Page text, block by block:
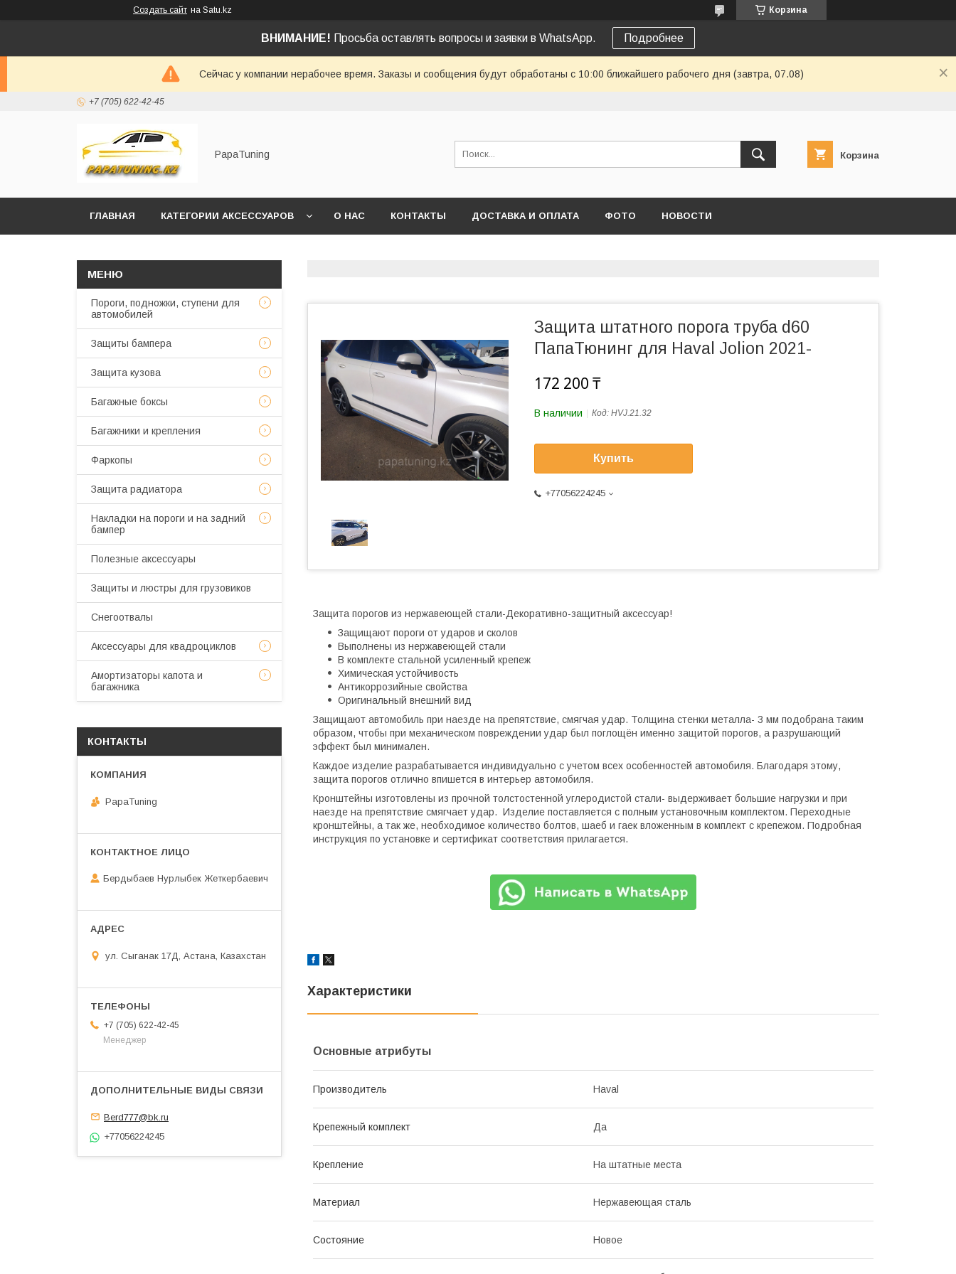
Создать сайт на Satu.kz Корзина
ВНИМАНИЕ! Просьба оставлять вопросы и заявки в WhatsApp. Подробнее
Сейчас у компании нерабочее время. Заказы и сообщения будут обработаны с 10:00 ближайшего рабочего дня (завтра, 07.08)
+7 (705) 622-42-45
PapaTuning Корзина
ГЛАВНАЯ КАТЕГОРИИ АКСЕССУАРОВ О НАС КОНТАКТЫ ДОСТАВКА И ОПЛАТА ФОТО НОВОСТИ
Защита штатного порога труба d60
ПапаТюнинг для Haval Jolion 2021-
172 200 ₸
В наличии Код: HVJ.21.32
Купить
+77056224245
Защита порогов из нержавеющей стали-Декоративно-защитный аксессуар!
Защищают пороги от ударов и сколов
Выполнены из нержавеющей стали
В комплекте стальной усиленный крепеж
Химическая устойчивость
Антикоррозийные свойства
Оригинальный внешний вид
Защищают автомобиль при наезде на препятствие, смягчая удар. Толщина стенки металла- 3 мм подобрана таким
образом, чтобы при механическом повреждении удар был поглощён именно защитой порогов, а разрушающий
эффект был минимален.
Каждое изделие разрабатывается индивидуально с учетом всех особенностей автомобиля. Благодаря этому,
защита порогов отлично впишется в интерьер автомобиля.
Кронштейны изготовлены из прочной толстостенной углеродистой стали- выдерживает большие нагрузки и при
наезде на препятствие смягчает удар. Изделие поставляется с полным установочным комплектом. Переходные
кронштейны, а так же, необходимое количество болтов, шаеб и гаек вложенным в комплект с крепежом. Подробная
инструкция по установке и сертификат соответствия прилагается.
Характеристики
Основные атрибуты
Производитель Haval
Крепежный комплект Да
Крепление На штатные места
Материал Нержавеющая сталь
Состояние Новое
Пороги, подножки, ступени для
автомобилей
Защиты бампера
Защита кузова
Багажные боксы
Багажники и крепления
Фаркопы
Защита радиатора
Накладки на пороги и на задний
бампер
Полезные аксессуары
Защиты и люстры для грузовиков
Снегоотвалы
Аксессуары для квадроциклов
Амортизаторы капота и
багажника
КОНТАКТЫ
PapaTuning
Бердыбаев Нурлыбек Жеткербаевич
ул. Сыганак 17Д, Астана, Казахстан
+7 (705) 622-42-45
Менеджер
Berd777@bk.ru
+77056224245